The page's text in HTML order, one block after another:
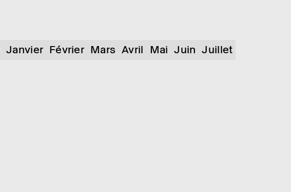
Janvier Février Mars Avril Mai Juin Juillet